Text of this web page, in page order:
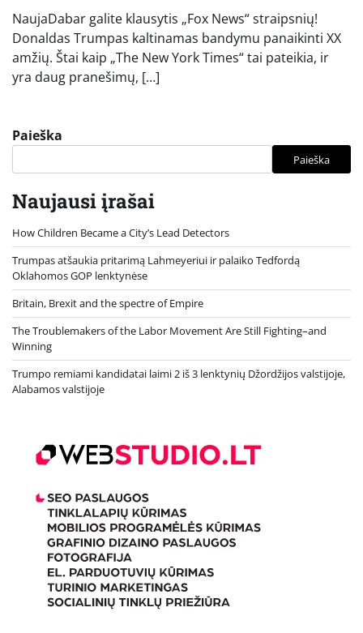
NaujaDabar galite klausytis „Fox News“ straipsnių!
Donaldas Trumpas kaltinamas bandymu panaikinti XX
amžių. Štai kaip „The New York Times“ tai pateikia, ir
yra daug pranešimų, […]
Paieška
Paieška
Naujausi įrašai
How Children Became a City’s Lead Detectors
Trumpas atšaukia pritarimą Lahmeyeriui ir palaiko Tedfordą
Oklahomos GOP lenktynėse
Britain, Brexit and the spectre of Empire
The Troublemakers of the Labor Movement Are Still Fighting–and
Winning
Trumpo remiami kandidatai laimi 2 iš 3 lenktynių Džordžijos valstijoje,
Alabamos valstijoje